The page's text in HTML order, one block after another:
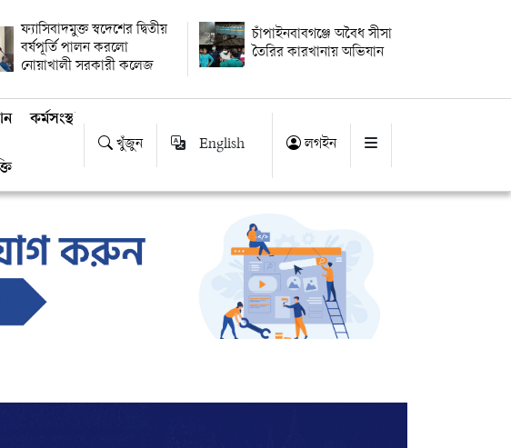
ফ্যাসিবাদমুক্ত স্বদেশের দ্বিতীয়
বর্ষপূর্তি পালন করলো
নোয়াখালী সরকারী কলেজ
চাঁপাইনবাবগঞ্জে অবৈধ সীসা
তৈরির কারখানায় অভিযান
কর্মসংস্থান
খুঁজুন English লগইন